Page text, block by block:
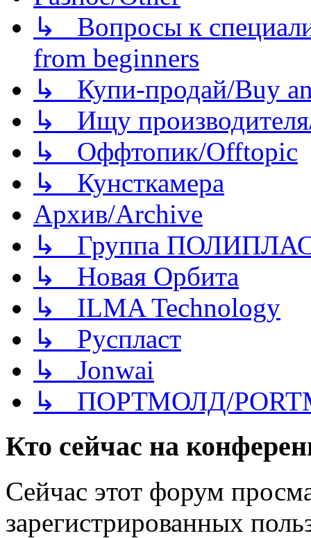
↳ Вопросы к
from beginners
↳ Купи-продай/Buy
↳ Ищу
↳ Оффтопик/Offtopic
↳ Кунсткамера
Архив/Archive
↳ Группа
↳ Новая Орбита
↳ ILMA Technology
↳ Руспласт
↳ Jonwai
↳ ПОРТМОЛД/
Кто сейчас на
Сейчас этот форум
зарегистрированных